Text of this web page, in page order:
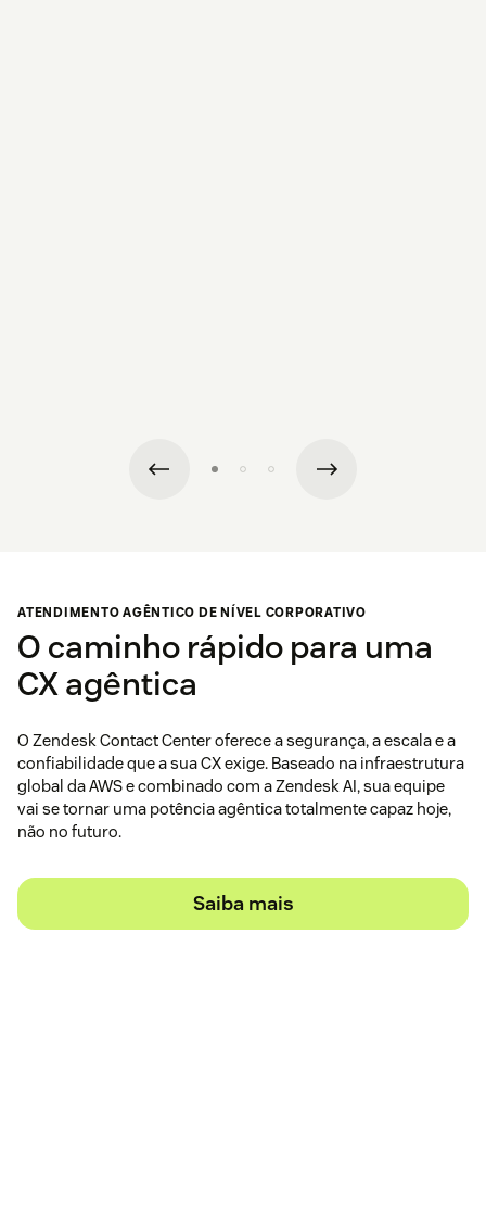
ATENDIMENTO AGÊNTICO DE NÍVEL CORPORATIVO
O caminho rápido para uma
CX agêntica
O Zendesk Contact Center oferece a segurança, a escala e a
confiabilidade que a sua CX exige. Baseado na infraestrutura
global da AWS e combinado com a Zendesk AI, sua equipe
vai se tornar uma potência agêntica totalmente capaz hoje,
não no futuro.
Saiba mais